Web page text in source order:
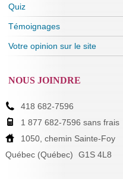
Quiz
Témoignages
Votre opinion sur le site
NOUS JOINDRE
418 682-7596
1 877 682-7596 sans frais
1050, chemin Sainte-Foy
Québec (Québec)
G1S 4L8